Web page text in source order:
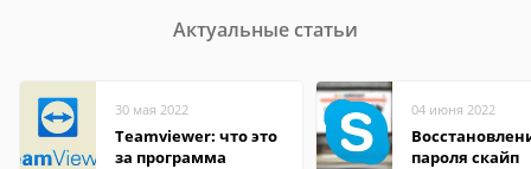
Актуальные статьи
30 мая 2022
Teamviewer: что это
за программа
04 июня 2022
пароля скайп